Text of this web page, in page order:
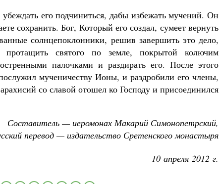
его подчиниться, дабы избежать мучений. Он
сохранить. Бог, Который его создал, сумеет вернуть
солнцепоклонники, решив завершить это дело,
протащить святого по земле, покрытой колючим
палочками и раздирать его. После этого
мученичеству Ионы, и раздробили его члены,
со славой отошел ко Господу и присоединился
Составитель — иеромонах Макарий Симонопетрский,
перевод — издательство Сретенского монастыря
10 апреля 2012 г.